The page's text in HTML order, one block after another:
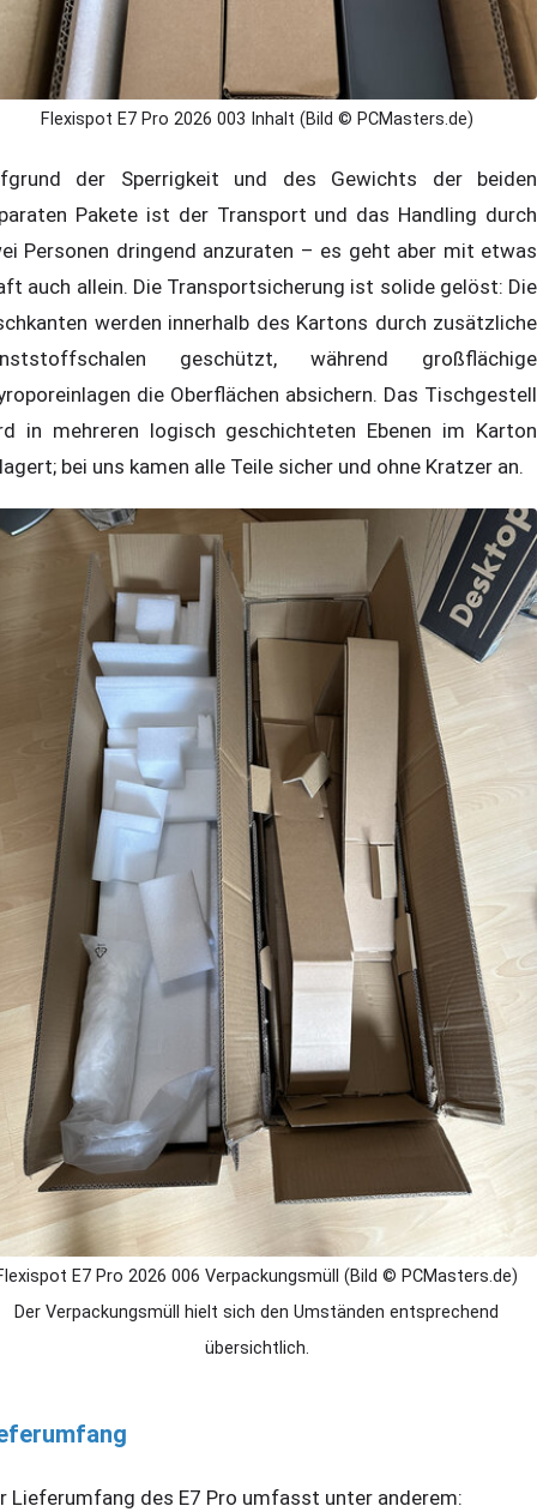
Flexispot E7 Pro 2026 003 Inhalt (Bild © PCMasters.de)
der Sperrigkeit und des Gewichts der beiden
Pakete ist der Transport und das Handling durch
Personen dringend anzuraten – es geht aber mit etwas
auch allein. Die Transportsicherung ist solide gelöst: Die
werden innerhalb des Kartons durch zusätzliche
geschützt, während großflächige
die Oberflächen absichern. Das Tischgestell
in mehreren logisch geschichteten Ebenen im Karton
bei uns kamen alle Teile sicher und ohne Kratzer an.
E7 Pro 2026 006 Verpackungsmüll (Bild © PCMasters.de)
Der Verpackungsmüll hielt sich den Umständen entsprechend
übersichtlich.
Lieferumfang des E7 Pro umfasst unter anderem: